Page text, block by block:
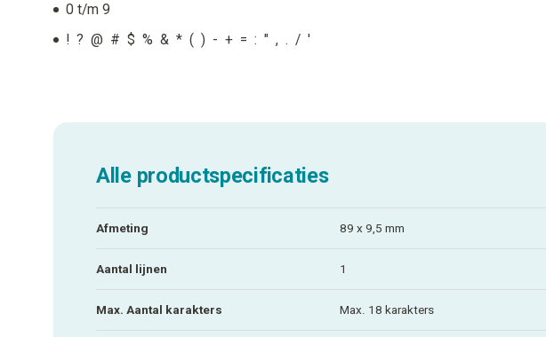
0 t/m 9
! ? @ # $ % & * ( ) - + = : " , . / '
Alle productspecificaties
Afmeting 89 x 9,5 mm
Aantal lijnen 1
Max. Aantal karakters Max. 18 karakters